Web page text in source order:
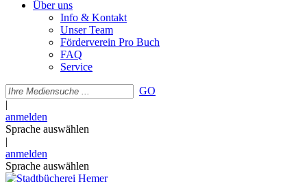
Über uns
Info & Kontakt
Unser Team
Förderverein Pro Buch
FAQ
Service
GO
|
anmelden
Sprache auswählen
|
anmelden
Sprache auswählen